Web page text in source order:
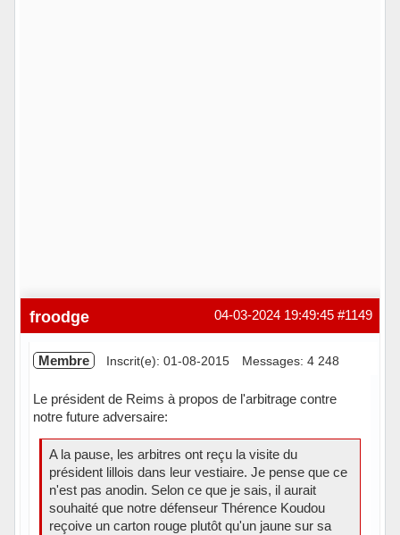
#1149
04-03-2024 19:49:45
froodge
Membre Inscrit(e): 01-08-2015 Messages: 4 248
Le président de Reims à propos de l'arbitrage contre
notre future adversaire:
A la pause, les arbitres ont reçu la visite du
président lillois dans leur vestiaire. Je pense que ce
n'est pas anodin. Selon ce que je sais, il aurait
souhaité que notre défenseur Thérence Koudou
reçoive un carton rouge plutôt qu'un jaune sur sa